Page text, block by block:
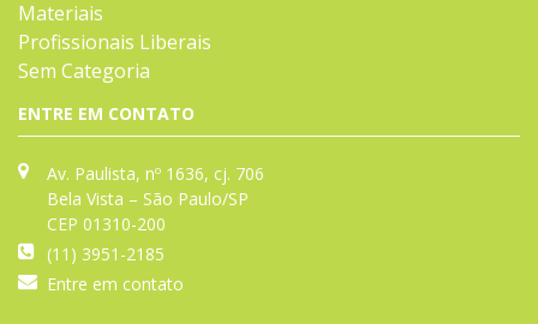
Materiais
Profissionais Liberais
Sem Categoria
ENTRE EM CONTATO
Av. Paulista, nº 1636, cj. 706
Bela Vista – São Paulo/SP
CEP 01310-200
(11) 3951-2185
Entre em contato